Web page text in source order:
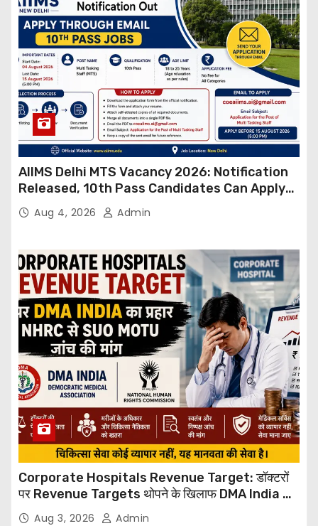
AIIMS Delhi MTS Vacancy 2026: Notification
Released, 10th Pass Candidates Can Apply
Through Email
Aug 4, 2026 Admin
Corporate Hospitals Revenue Target: डॉक्टरों
पर Revenue Targets थोपने के खिलाफ DMA India का
बड़ा कदम, NHRC से Suo Motu जांच की मांग
Aug 3, 2026 Admin